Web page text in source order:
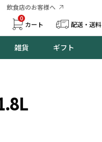
飲食店のお客様へ
カート
0
配送・送料
雑貨 ギフト